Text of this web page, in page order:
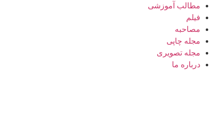
مطالب آموزشی
فیلم
مصاحبه
مجله چاپی
مجله تصویری
درباره ما